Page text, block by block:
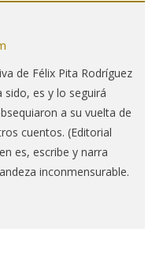
de Félix Pita Rodríguez
es y lo seguirá
a su vuelta de
cuentos. (Editorial
es, escribe y narra
inconmensurable.